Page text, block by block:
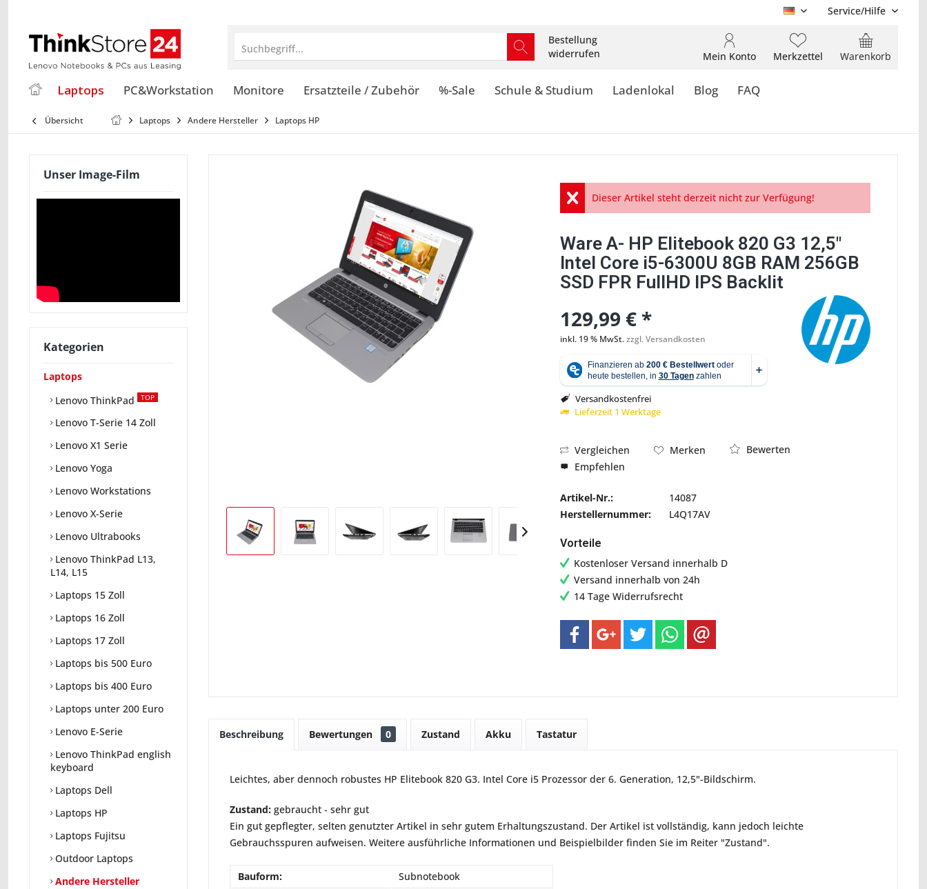
DE Service/Hilfe
Suchbegriff...
Bestellung
widerrufen
Warenkorb
Merkzettel
Mein Konto
Laptops PC&Workstation Monitore Ersatzteile / Zubehör %-Sale Schule & Studium Ladenlokal Blog FAQ
Übersicht Laptops Andere Hersteller Laptops HP
Unser Image-Film
Kategorien
Laptops
Lenovo ThinkPad
TOP
Lenovo T-Serie 14 Zoll
Lenovo X1 Serie
Lenovo Yoga
Lenovo Workstations
Lenovo X-Serie
Lenovo Ultrabooks
Lenovo ThinkPad L13,
L14, L15
Laptops 15 Zoll
Laptops 16 Zoll
Laptops 17 Zoll
Laptops bis 500 Euro
Laptops bis 400 Euro
Laptops unter 200 Euro
Lenovo E-Serie
Lenovo ThinkPad english
keyboard
Laptops Dell
Laptops HP
Laptops Fujitsu
Outdoor Laptops
Andere Hersteller
Abbildung ähnlich
Dieser Artikel steht derzeit nicht zur Verfügung!
Ware A- HP Elitebook 820 G3 12,5"
Intel Core i5-6300U 8GB RAM 256GB
SSD FPR FullHD IPS Backlit
129,99 € *
inkl. 19 % MwSt.zzgl. Versandkosten
Versandkostenfrei
Lieferzeit 1 Werktage
Vergleichen Merken
Bewerten
Empfehlen
Artikel-Nr.:
14087
Herstellernummer:
L4Q17AV
Vorteile
Kostenloser Versand innerhalb D
Versand innerhalb von 24h
14 Tage Widerrufsrecht
Beschreibung Bewertungen 0 Zustand Akku Tastatur
Leichtes, aber dennoch robustes HP Elitebook 820 G3. Intel Core i5 Prozessor der 6. Generation, 12,5"-Bildschirm.
Zustand: gebraucht - sehr gut
Ein gut gepflegter, selten genutzter Artikel in sehr gutem Erhaltungszustand. Der Artikel ist vollständig, kann jedoch leichte
Gebrauchsspuren aufweisen. Weitere ausführliche Informationen und Beispielbilder finden Sie im Reiter "Zustand".
Bauform:
Subnotebook